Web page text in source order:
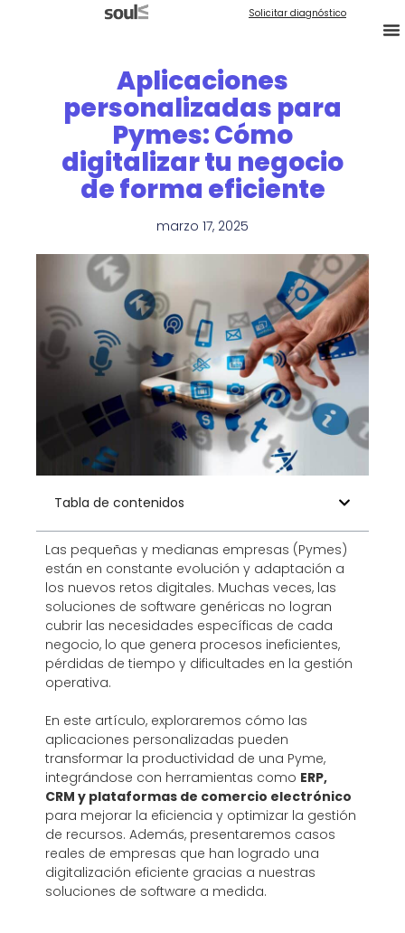
Solicitar diagnóstico
Aplicaciones
personalizadas para
Pymes: Cómo
digitalizar tu negocio
de forma eficiente
marzo 17, 2025
Tabla de contenidos
Las pequeñas y medianas empresas (Pymes)
están en constante evolución y adaptación a
los nuevos retos digitales. Muchas veces, las
soluciones de software genéricas no logran
cubrir las necesidades específicas de cada
negocio, lo que genera procesos ineficientes,
pérdidas de tiempo y dificultades en la gestión
operativa.
En este artículo, exploraremos cómo las
aplicaciones personalizadas pueden
transformar la productividad de una Pyme,
integrándose con herramientas como ERP,
CRM y plataformas de comercio electrónico
para mejorar la eficiencia y optimizar la gestión
de recursos. Además, presentaremos casos
reales de empresas que han logrado una
digitalización eficiente gracias a nuestras
soluciones de software a medida.